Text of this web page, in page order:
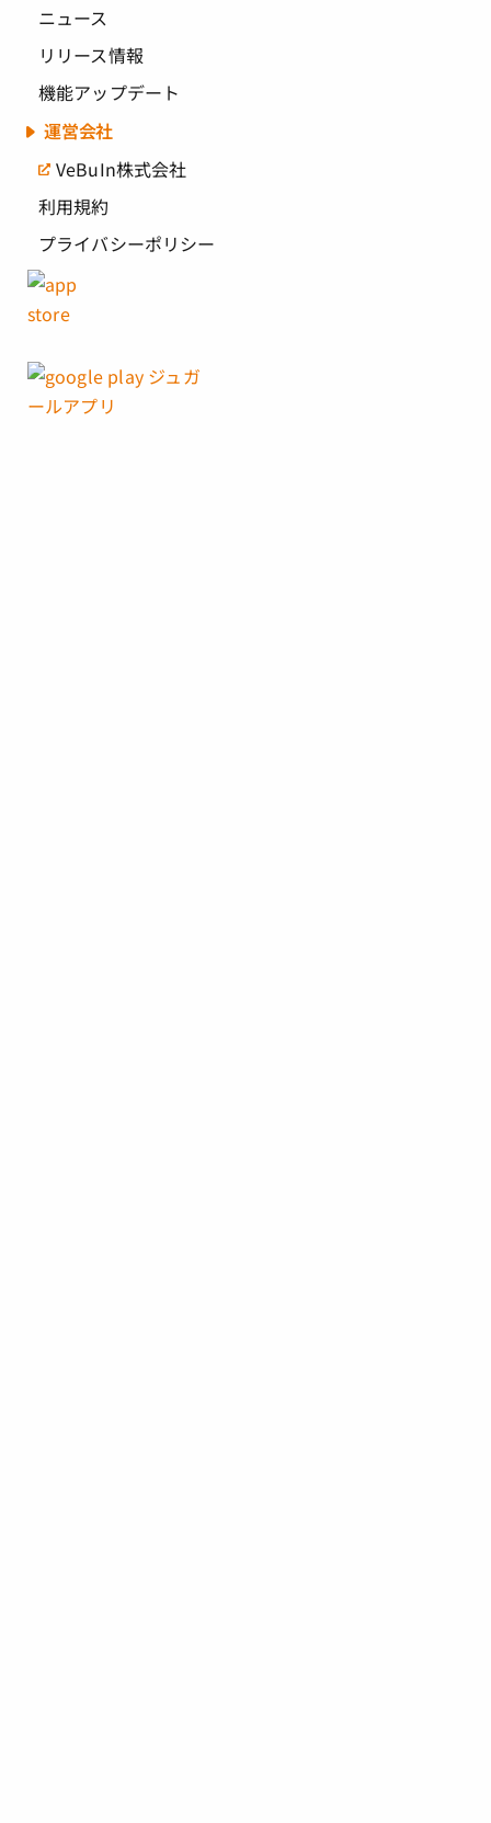
ニュース
リリース情報
機能アップデート
運営会社
VeBuIn株式会社
利用規約
プライバシーポリシー